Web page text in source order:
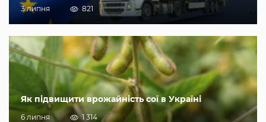
3 липня 821
Як підвищити врожайність сої в Україні
6 липня 1 314